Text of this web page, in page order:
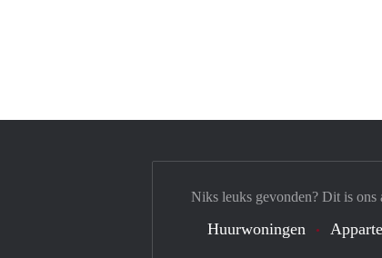
Niks leuks gevonden? Dit is ons
Huurwoningen